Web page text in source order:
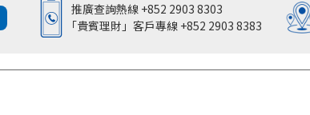
推廣查詢熱線 +852 2903 8303
「貴賓理財」 客戶專線 +852 2903 8383